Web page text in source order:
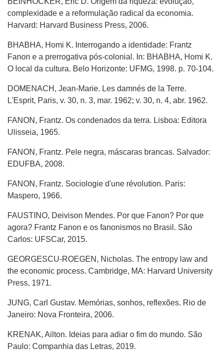
complexidade e a reformulação radical da economia.
Harvard: Harvard Business Press, 2006.
BHABHA, Homi K. Interrogando a identidade: Frantz
Fanon e a prerrogativa pós-colonial. In: BHABHA, Homi K.
O local da cultura. Belo Horizonte: UFMG, 1998. p. 70-104.
DOMENACH, Jean-Marie. Les damnés de la Terre.
L'Esprit, Paris, v. 30, n. 3, mar. 1962; v. 30, n. 4, abr. 1962.
FANON, Frantz. Os condenados da terra. Lisboa: Editora
Ulisseia, 1965.
FANON, Frantz. Pele negra, máscaras brancas. Salvador:
EDUFBA, 2008.
FANON, Frantz. Sociologie d'une révolution. Paris:
Maspero, 1966.
FAUSTINO, Deivison Mendes. Por que Fanon? Por que
agora? Frantz Fanon e os fanonismos no Brasil. São
Carlos: UFSCar, 2015.
GEORGESCU-ROEGEN, Nicholas. The entropy law and
the economic process. Cambridge, MA: Harvard University
Press, 1971.
JUNG, Carl Gustav. Memórias, sonhos, reflexões. Rio de
Janeiro: Nova Fronteira, 2006.
KRENAK, Ailton. Ideias para adiar o fim do mundo. São
Paulo: Companhia das Letras, 2019.